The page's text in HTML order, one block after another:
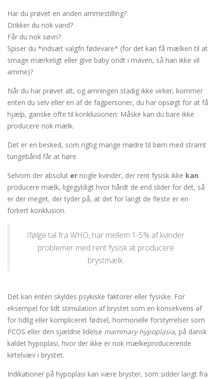
Har du prøvet en anden ammestilling?
Drikker du nok vand?
Får du nok søvn?
Spiser du *indsæt valgfri fødevare* (for det kan få mælken til at
smage mærkeligt eller give baby ondt i maven, så han ikke vil
amme)?
Når du har prøvet alt, og amningen stadig ikke virker, kommer
enten du selv eller en af de fagpersoner, du har opsøgt for at få
hjælp, ganske ofte til konklusionen: Måske kan du bare ikke
producere nok mælk.
Det er en besked, som rigtig mange mødre til børn med stramt
tungebånd får at høre.
Selvom der absolut er nogle kvinder, der rent fysisk ikke kan
producere mælk, ligegyldigt hvor hårdt de end slider for det, så
er der meget, der tyder på, at det for langt de fleste er en
forkert konklusion.
Ifølge tal fra WHO, har mellem 1-5% af kvinder
problemer med rent fysisk at producere
brystmælk.
Det kan enten skyldes psykiske faktorer eller fysiske. For
eksempel for lidt stimulation af brystet som en konsekvens af
for tidlig eller kompliceret fødsel, hormonelle forstyrrelser som
PCOS eller den sjældne lidelse mammary hypoplasia, på dansk
kaldet hypoplasi, hvor der ikke er nok mælkeproducerende
kirtelvæv i brystet.
Indikationer på hypoplasi kan være bryster, som sidder langt fra